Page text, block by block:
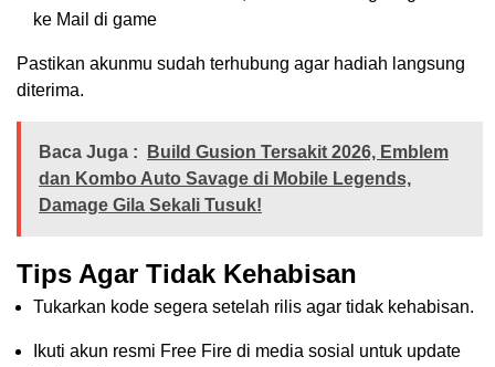
ke Mail di game
Pastikan akunmu sudah terhubung agar hadiah langsung
diterima.
Baca Juga :
Build Gusion Tersakit 2026, Emblem
dan Kombo Auto Savage di Mobile Legends,
Damage Gila Sekali Tusuk!
Tips Agar Tidak Kehabisan
Tukarkan kode segera setelah rilis agar tidak kehabisan.
Ikuti akun resmi Free Fire di media sosial untuk update